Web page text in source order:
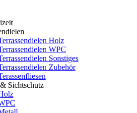
Holz
WPC
Sonstiges
Zubehör
Sichtschutz